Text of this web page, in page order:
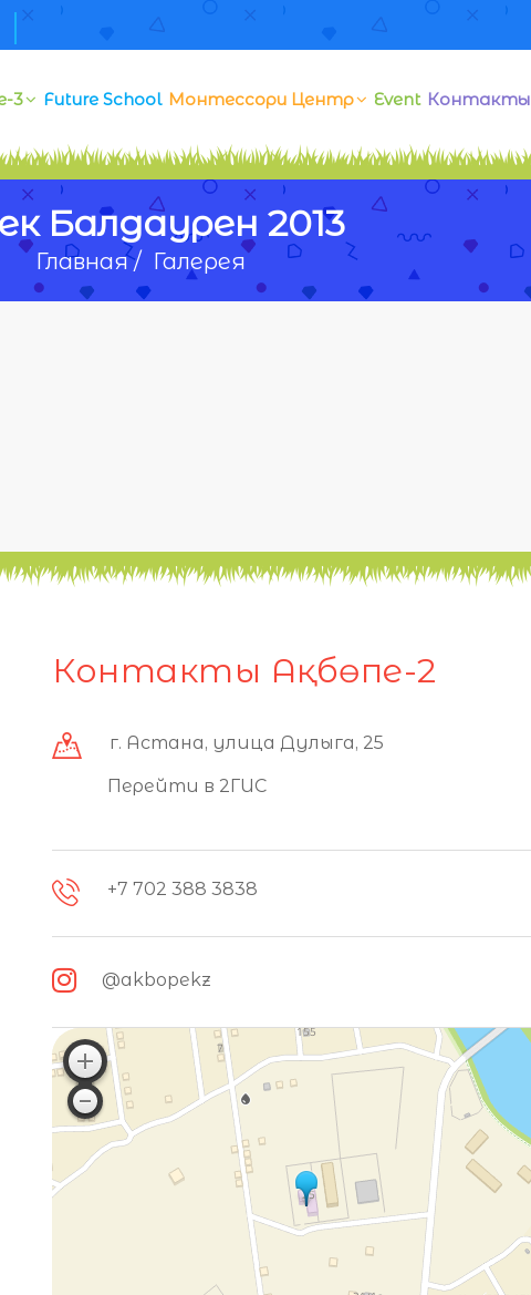
3 Future School Монтессори Центр Event Контакты
Балдаурен 2013
Главная / Галерея
Контакты Ақбөпе-2
г. Астана, улица Дулыга, 25
Перейти в 2ГИС
+7 702 388 3838
@akbopekz